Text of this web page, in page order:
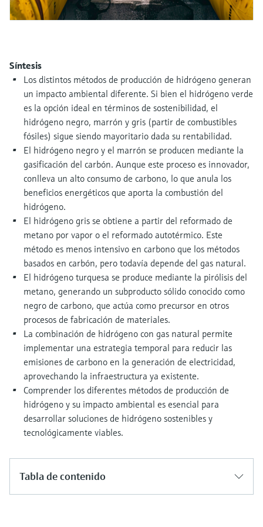
Buscador de repuestos
Encuentre repuestos por raíz del producto,
código de pedido o número de serie
electromecánico
Level measurement with pressure
Ver todos
Medición mediante transmisión de
Memosens technology
Ver todos
la transparencia de los procesos
Síntesis
Los distintos métodos de producción de hidrógeno generan
un impacto ambiental diferente. Si bien el hidrógeno verde
es la opción ideal en términos de sostenibilidad, el
hidrógeno negro, marrón y gris (partir de combustibles
fósiles) sigue siendo mayoritario dada su rentabilidad.
El hidrógeno negro y el marrón se producen mediante la
gasificación del carbón. Aunque este proceso es innovador,
conlleva un alto consumo de carbono, lo que anula los
beneficios energéticos que aporta la combustión del
hidrógeno.
El hidrógeno gris se obtiene a partir del reformado de
metano por vapor o el reformado autotérmico. Este
método es menos intensivo en carbono que los métodos
basados en carbón, pero todavía depende del gas natural.
El hidrógeno turquesa se produce mediante la pirólisis del
metano, generando un subproducto sólido conocido como
negro de carbono, que actúa como precursor en otros
procesos de fabricación de materiales.
La combinación de hidrógeno con gas natural permite
implementar una estrategia temporal para reducir las
emisiones de carbono en la generación de electricidad,
aprovechando la infraestructura ya existente.
Comprender los diferentes métodos de producción de
hidrógeno y su impacto ambiental es esencial para
desarrollar soluciones de hidrógeno sostenibles y
tecnológicamente viables.
Tabla de contenido